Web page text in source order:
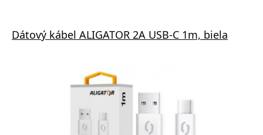
Dátový kábel ALIGATOR 2A USB-C 1m, biela